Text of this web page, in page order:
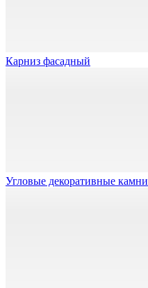
Карниз фасадный
Угловые декоративные камни